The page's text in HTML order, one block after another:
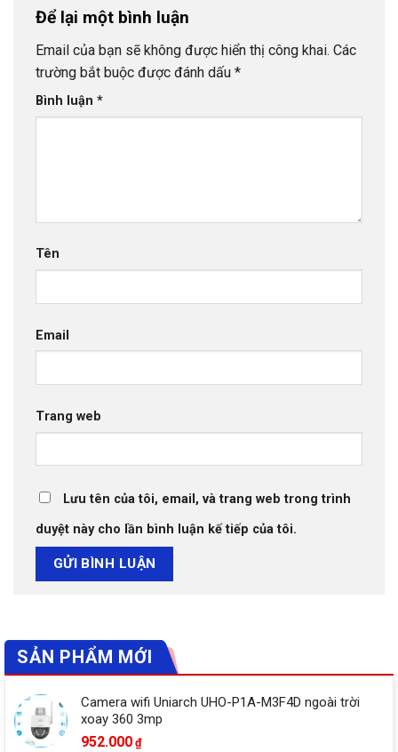
Để lại một bình luận
Email của bạn sẽ không được hiển thị công khai. Các
trường bắt buộc được đánh dấu *
Bình luận *
Tên
Email
Trang web
Lưu tên của tôi, email, và trang web trong trình
duyệt này cho lần bình luận kế tiếp của tôi.
SẢN PHẨM MỚI
Camera wifi Uniarch UHO-P1A-M3F4D ngoài trời
xoay 360 3mp
952.000 ₫